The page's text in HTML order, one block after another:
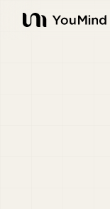
YouMind